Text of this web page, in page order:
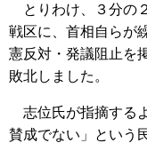
とりわけ、３分の
戦区に、首相自らが
憲反対・発議阻止を
敗北しました。
志位氏が指摘する
賛成でない」という